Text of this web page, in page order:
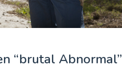
“brutal Abnormal”